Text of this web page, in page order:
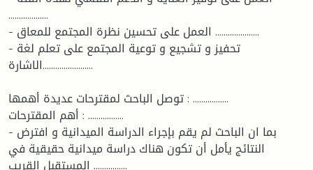
...................
- العمل على تحسين نظرة المجتمع للمعاق .....................
- تحفيز و تشجيع و توعية المجتمع على تعلم لغة
الاشارة........................
توصل الباحث لمقترحات عديدة أهمها : .................
أهم المقترحات : .................
- بما ان الباحث لم يقم بإجراء الدراسة الميدانية و افترض
النتائج يأمل أن تكون هناك دراسة ميدانية حقيقية في
المستقبل القريب ................